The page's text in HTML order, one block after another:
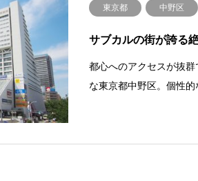
東京都 中野区
サブカルの街が誇る
都心へのアクセスが抜
な東京都中野区。個性